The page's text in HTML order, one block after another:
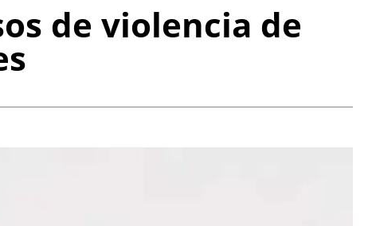
de violencia de